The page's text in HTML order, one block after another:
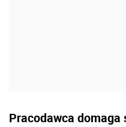
Pracodawca domaga